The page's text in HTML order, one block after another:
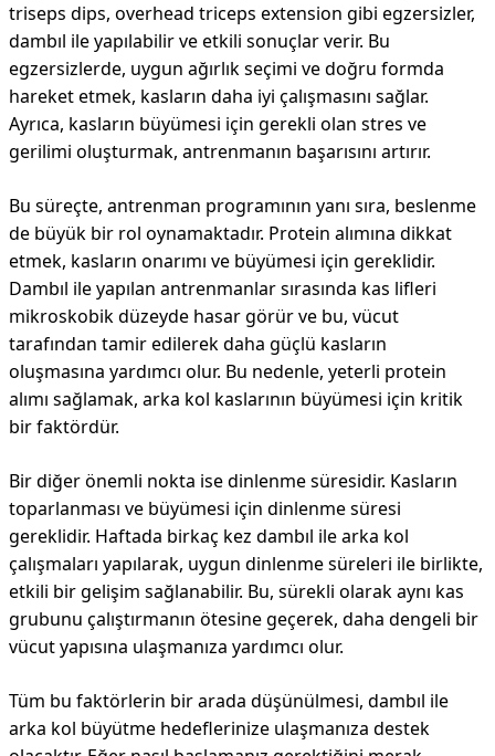
triseps dips, overhead triceps extension gibi egzersizler,
dambıl ile yapılabilir ve etkili sonuçlar verir. Bu
egzersizlerde, uygun ağırlık seçimi ve doğru formda
hareket etmek, kasların daha iyi çalışmasını sağlar.
Ayrıca, kasların büyümesi için gerekli olan stres ve
gerilimi oluşturmak, antrenmanın başarısını artırır.
Bu süreçte, antrenman programının yanı sıra, beslenme
de büyük bir rol oynamaktadır. Protein alımına dikkat
etmek, kasların onarımı ve büyümesi için gereklidir.
Dambıl ile yapılan antrenmanlar sırasında kas lifleri
mikroskobik düzeyde hasar görür ve bu, vücut
tarafından tamir edilerek daha güçlü kasların
oluşmasına yardımcı olur. Bu nedenle, yeterli protein
alımı sağlamak, arka kol kaslarının büyümesi için kritik
bir faktördür.
Bir diğer önemli nokta ise dinlenme süresidir. Kasların
toparlanması ve büyümesi için dinlenme süresi
gereklidir. Haftada birkaç kez dambıl ile arka kol
çalışmaları yapılarak, uygun dinlenme süreleri ile birlikte,
etkili bir gelişim sağlanabilir. Bu, sürekli olarak aynı kas
grubunu çalıştırmanın ötesine geçerek, daha dengeli bir
vücut yapısına ulaşmanıza yardımcı olur.
Tüm bu faktörlerin bir arada düşünülmesi, dambıl ile
arka kol büyütme hedeflerinize ulaşmanıza destek